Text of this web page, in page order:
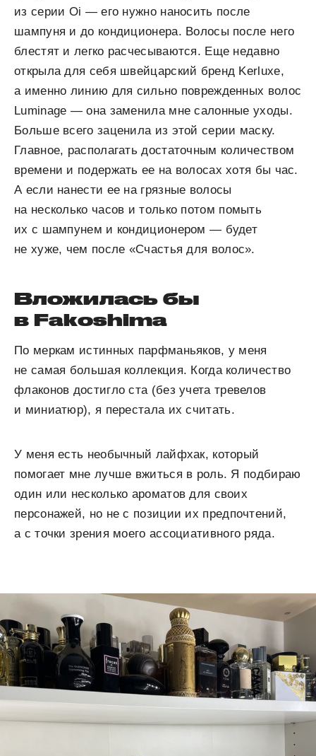
из серии Oi — его нужно наносить после
шампуня и до кондиционера. Волосы после него
блестят и легко расчесываются. Еще недавно
открыла для себя швейцарский бренд Kerluxe,
а именно линию для сильно поврежденных волос
Luminage — она заменила мне салонные уходы.
Больше всего заценила из этой серии маску.
Главное, располагать достаточным количеством
времени и подержать ее на волосах хотя бы час.
А если нанести ее на грязные волосы
на несколько часов и только потом помыть
их с шампунем и кондиционером — будет
не хуже, чем после «Счастья для волос».
Вложилась бы
в Fakoshima
По меркам истинных парфманьяков, у меня
не самая большая коллекция. Когда количество
флаконов достигло ста (без учета тревелов
и миниатюр), я перестала их считать.
У меня есть необычный лайфхак, который
помогает мне лучше вжиться в роль. Я подбираю
один или несколько ароматов для своих
персонажей, но не с позиции их предпочтений,
а с точки зрения моего ассоциативного ряда.